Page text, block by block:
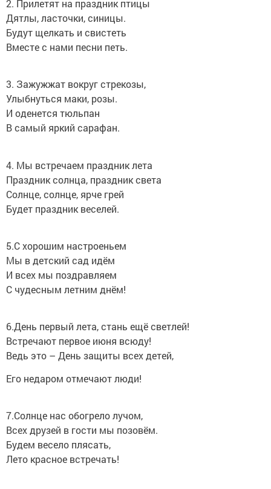
2. Прилетят на праздник птицы
Дятлы, ласточки, синицы.
Будут щелкать и свистеть
Вместе с нами песни петь.
3. Зажужжат вокруг стрекозы,
Улыбнуться маки, розы.
И оденется тюльпан
В самый яркий сарафан.
4. Мы встречаем праздник лета
Праздник солнца, праздник света
Солнце, солнце, ярче грей
Будет праздник веселей.
5.С хорошим настроеньем
Мы в детский сад идём
И всех мы поздравляем
С чудесным летним днём!
6.День первый лета, стань ещё светлей!
Встречают первое июня всюду!
Ведь это – День защиты всех детей,
Его недаром отмечают люди!
7.Солнце нас обогрело лучом,
Всех друзей в гости мы позовём.
Будем весело плясать,
Лето красное встречать!